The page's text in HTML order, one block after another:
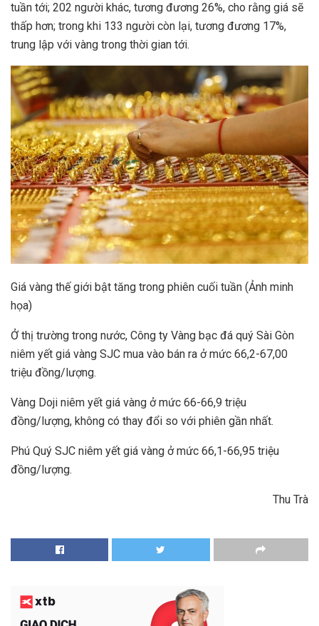
tuần tới; 202 người khác, tương đương 26%, cho rằng giá sẽ
thấp hơn; trong khi 133 người còn lại, tương đương 17%,
trung lập với vàng trong thời gian tới.
Giá vàng thế giới bật tăng trong phiên cuối tuần (Ảnh minh
họa)
Ở thị trường trong nước, Công ty Vàng bạc đá quý Sài Gòn
niêm yết giá vàng SJC mua vào bán ra ở mức 66,2-67,00
triệu đồng/lượng.
Vàng Doji niêm yết giá vàng ở mức 66-66,9 triệu
đồng/lượng, không có thay đổi so với phiên gần nhất.
Phú Quý SJC niêm yết giá vàng ở mức 66,1-66,95 triệu
đồng/lượng.
Thu Trà